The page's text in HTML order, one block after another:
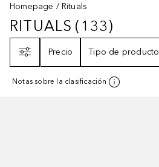
Homepage Rituals
RITUALS133
RITUALS ( 133)
Precio
Tipo de producto
Notas sobre la clasificación